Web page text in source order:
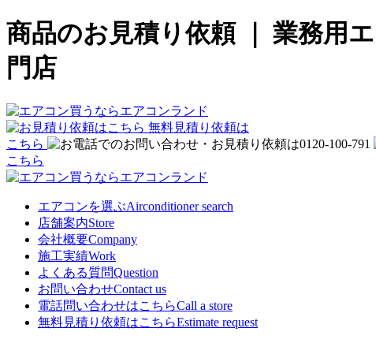
商品のお見積り依頼 ｜ 業務用
門店
無料見積り依頼は
こちら
こちら
エアコンを選ぶAirconditioner search
店舗案内Store
会社概要Company
施工実績Work
よくある質問Question
お問い合わせContact us
電話問い合わせはこちらCall a store
無料見積り依頼はこちらEstimate request